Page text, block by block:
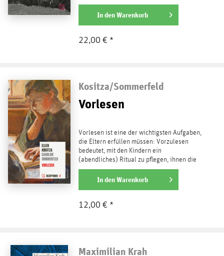
Experimente...
weiterlesen
In denWarenkorb
22,00 € *
Kositza/Sommerfeld
Vorlesen
Vorlesen ist eine der wichtigsten Aufgaben,
die Eltern erfüllen müssen: Vorzulesen
bedeutet, mit den Kindern ein
(abendliches) Ritual zu pflegen, ihnen die
Welt der Bücher zu...
weiterlesen
In denWarenkorb
12,00 € *
Maximilian Krah